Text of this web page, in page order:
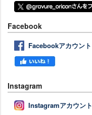
Facebook
Facebookアカウント
Instagram
Instagramアカウント